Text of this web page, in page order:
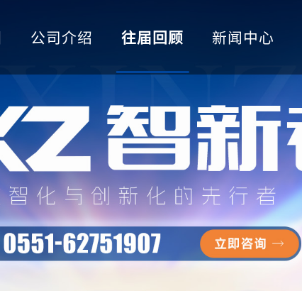
公司介绍 往届回顾 新闻中心